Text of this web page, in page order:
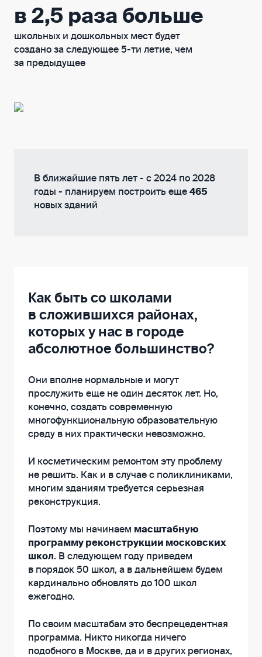
в 2,5 раза больше
школьных и дошкольных мест будет
создано за следующее 5-ти летие, чем
за предыдущее
В ближайшие пять лет - с 2024 по 2028
годы - планируем построить еще 465
новых зданий
Как быть со школами
в сложившихся районах,
которых у нас в городе
абсолютное большинство?
Они вполне нормальные и могут
прослужить еще не один десяток лет. Но,
конечно, создать современную
многофункциональную образовательную
среду в них практически невозможно.
И косметическим ремонтом эту проблему
не решить. Как и в случае с поликлиниками,
многим зданиям требуется серьезная
реконструкция.
Поэтому мы начинаем масштабную
программу реконструкции московских
школ. В следующем году приведем
в порядок 50 школ, а в дальнейшем будем
кардинально обновлять до 100 школ
ежегодно.
По своим масштабам это беспрецедентная
программа. Никто никогда ничего
подобного в Москве, да и в других регионах,